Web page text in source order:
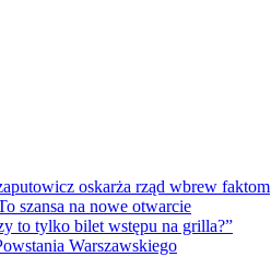
oskarża rząd wbrew faktom
szansa na nowe otwarcie
to tylko bilet wstępu na grilla?”
Warszawskiego